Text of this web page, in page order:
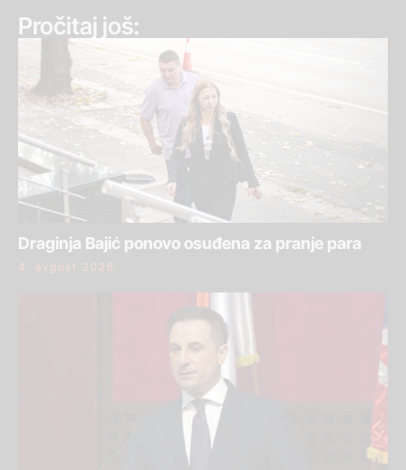
Pročitaj još:
Draginja Bajić ponovo osuđena za pranje para
4. avgust 2026.